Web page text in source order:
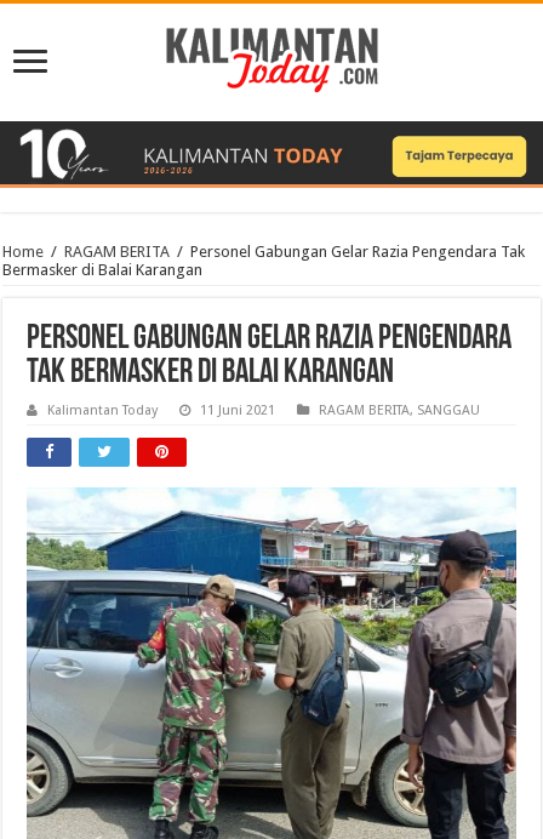
Home / RAGAM BERITA / Personel Gabungan Gelar Razia Pengendara Tak
Bermasker di Balai Karangan
Personel Gabungan Gelar Razia Pengendara
Tak Bermasker di Balai Karangan
Kalimantan Today 11 Juni 2021 RAGAM BERITA, SANGGAU